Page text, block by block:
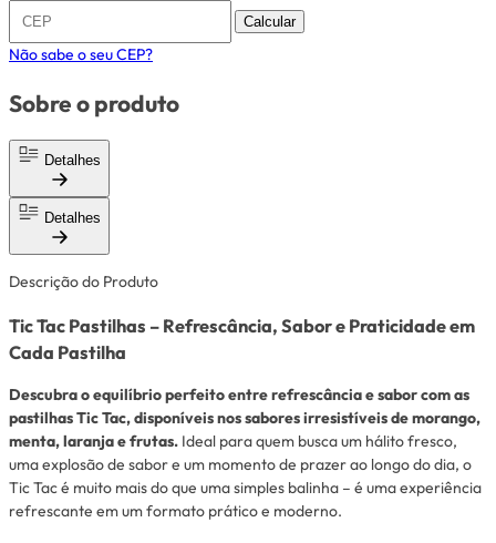
Calcular
Não sabe o seu CEP?
Sobre o produto
Detalhes
Detalhes
Descrição do Produto
Tic Tac Pastilhas – Refrescância, Sabor e Praticidade em
Cada Pastilha
Descubra o equilíbrio perfeito entre refrescância e sabor com as
pastilhas Tic Tac, disponíveis nos sabores irresistíveis de morango,
menta, laranja e frutas. Ideal para quem busca um hálito fresco,
uma explosão de sabor e um momento de prazer ao longo do dia, o
Tic Tac é muito mais do que uma simples balinha – é uma experiência
refrescante em um formato prático e moderno.